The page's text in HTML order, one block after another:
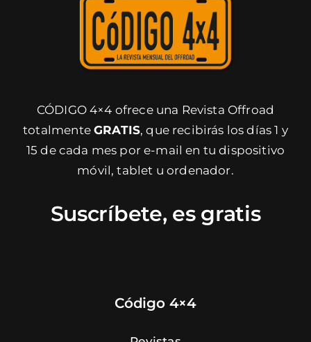
CÓDIGO 4×4 ofrece una Revista Offroad
totalmenteGRATIS, que recibirás los días 1 y
15 de cada mes por e-mail en tu dispositivo
móvil, tablet u ordenador.
Suscríbete, es gratis
Código 4×4